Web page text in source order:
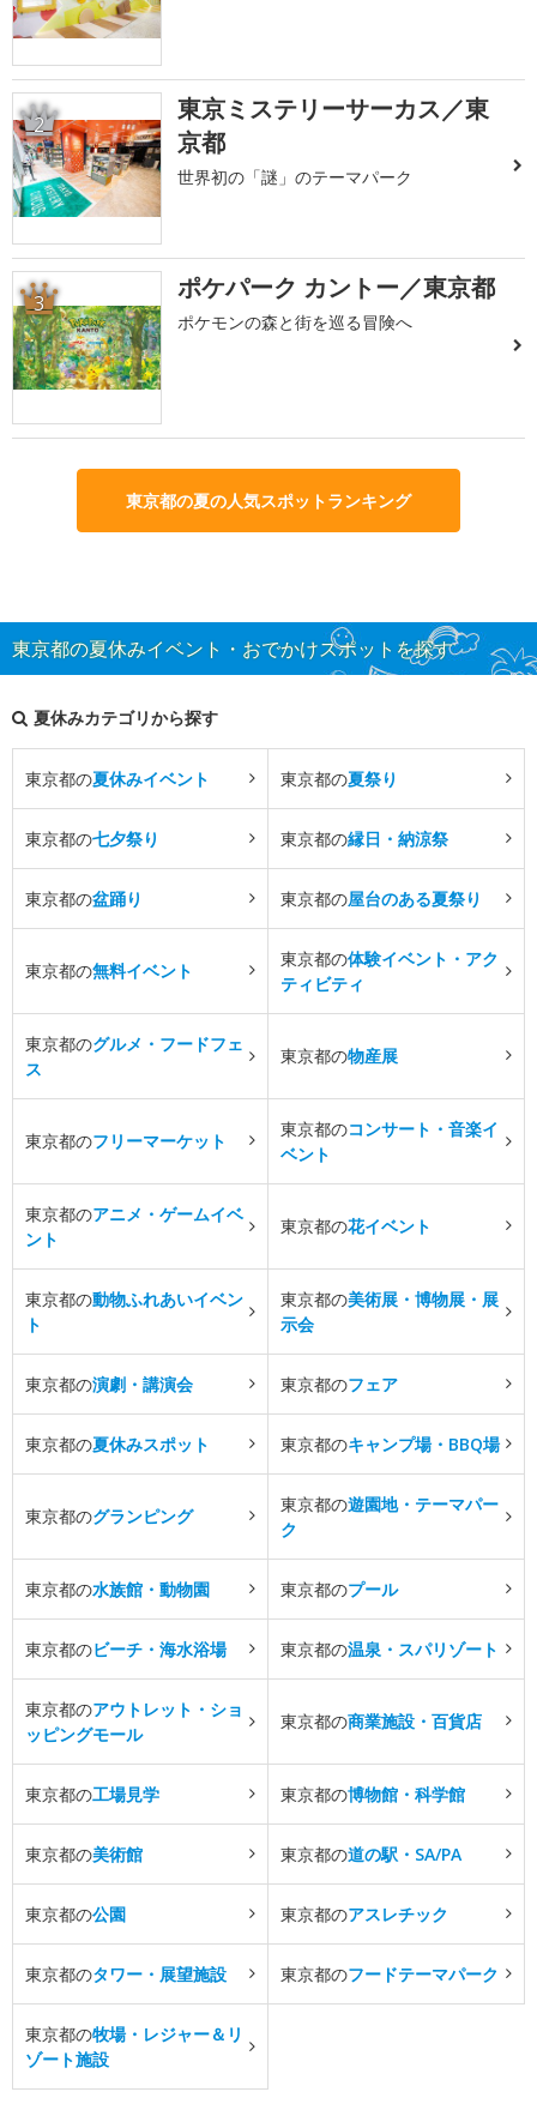
2
東京ミステリーサーカス／東
京都
世界初の「謎」のテーマパーク
3 ポケパーク カントー／東京都
ポケモンの森と街を巡る冒険へ
東京都の夏の人気スポットランキング
東京都の夏休みイベント・おでかけスポットを探す
夏休みカテゴリから探す
東京都の夏休みイベント 東京都の夏祭り
東京都の七夕祭り 東京都の縁日・納涼祭
東京都の盆踊り 東京都の屋台のある夏祭り
東京都の無料イベント
東京都の体験イベント・アク
ティビティ
東京都のグルメ・フードフェ
ス
東京都の物産展
東京都のフリーマーケット
東京都のコンサート・音楽イ
ベント
東京都のアニメ・ゲームイベ
ント
東京都の花イベント
東京都の動物ふれあいイベン
ト
東京都の美術展・博物展・展
示会
東京都の演劇・講演会 東京都のフェア
東京都の夏休みスポット 東京都のキャンプ場・BBQ場
東京都のグランピング
東京都の遊園地・テーマパー
ク
東京都の水族館・動物園 東京都のプール
東京都のビーチ・海水浴場 東京都の温泉・スパリゾート
東京都のアウトレット・ショ
ッピングモール
東京都の商業施設・百貨店
東京都の工場見学 東京都の博物館・科学館
東京都の美術館 東京都の道の駅・SA/PA
東京都の公園 東京都のアスレチック
東京都のタワー・展望施設 東京都のフードテーマパーク
東京都の牧場・レジャー＆リ
ゾート施設